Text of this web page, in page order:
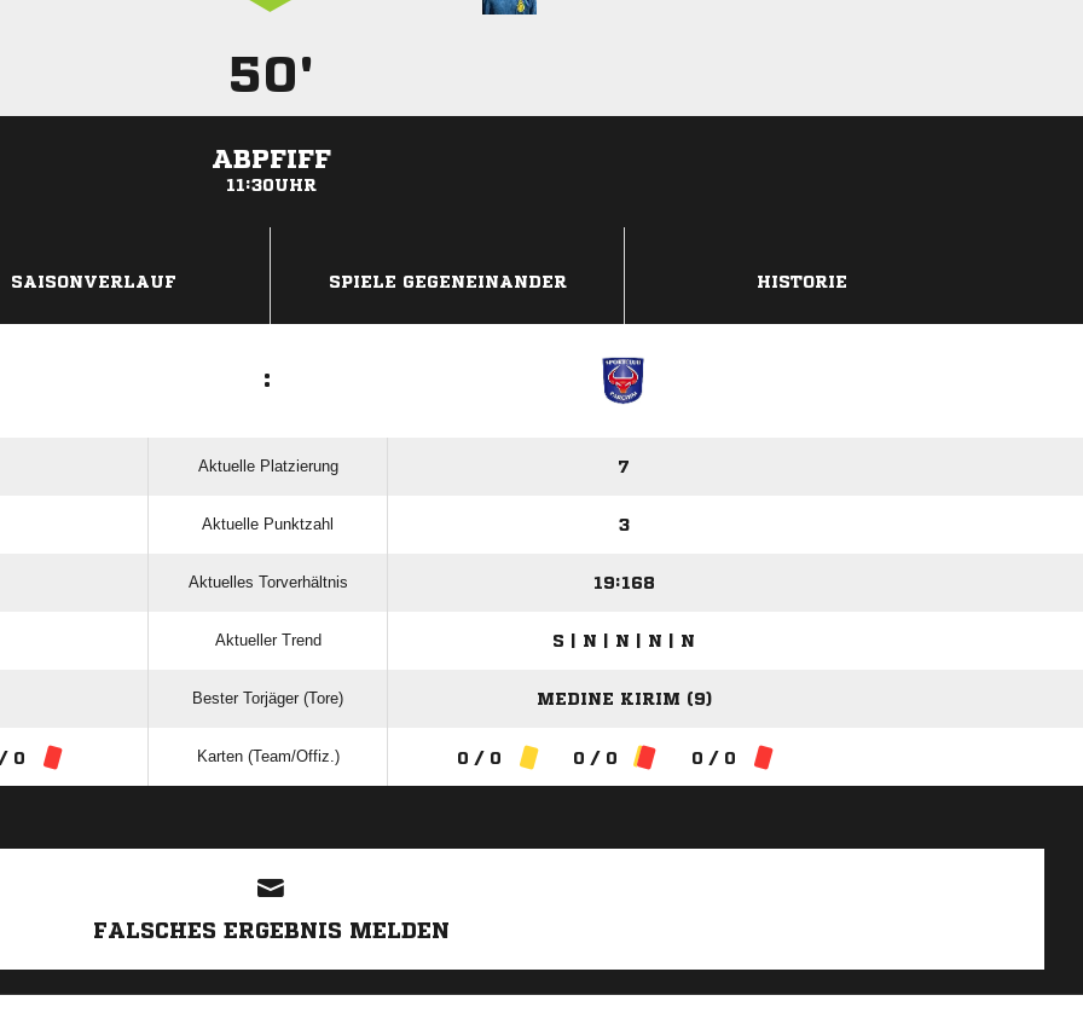
50'
ABPFIFF
11:30UHR
SAISONVERLAUF SPIELE GEGENEINANDER HISTORIE
:
Aktuelle Platzierung 7
Aktuelle Punktzahl 3
Aktuelles Torverhältnis 19:168
Aktueller Trend S | N | N | N | N
Bester Torjäger (Tore) MEDINE KIRIM (9)
0 Karten (Team/Offiz.) 0 / 0 0 / 0 0 / 0
FALSCHES ERGEBNIS MELDEN